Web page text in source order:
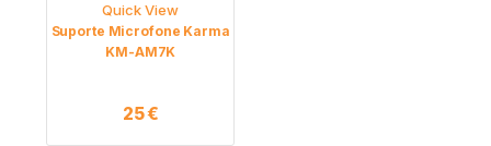
Quick View
Suporte Microfone Karma
KM-AM7K
25€